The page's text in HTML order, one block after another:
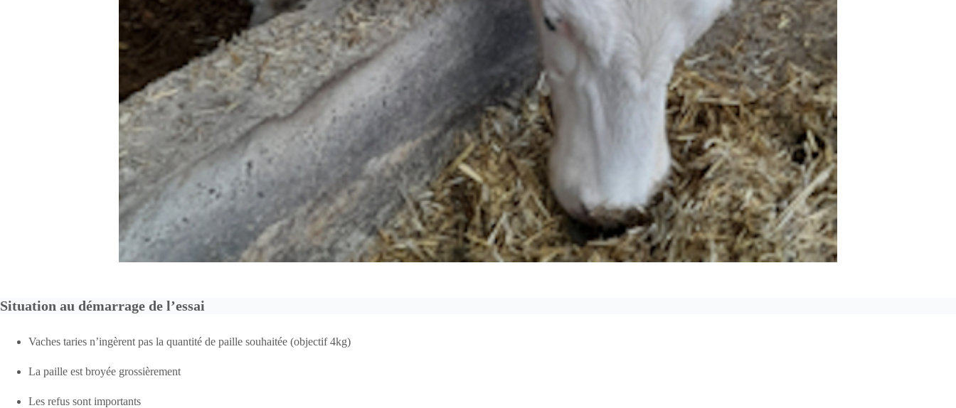
Situation au démarrage de l’essai
Vaches taries n’ingèrent pas la quantité de paille souhaitée (objectif 4kg)
La paille est broyée grossièrement
Les refus sont importants